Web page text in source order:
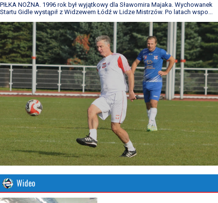
PIŁKA NOŻNA. 1996 rok był wyjątkowy dla Sławomira Majaka. Wychowanek
Startu Gidle wystąpił z Widzewem Łódź w Lidze Mistrzów. Po latach wspo...
Wideo